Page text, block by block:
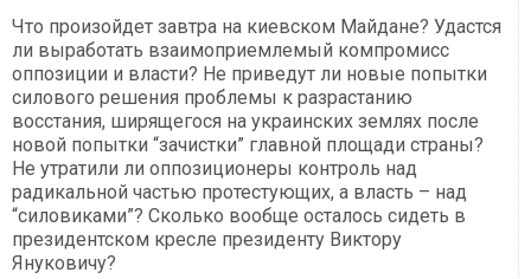
Что произойдет завтра на киевском Майдане? Удастся
ли выработать взаимоприемлемый компромисс
оппозиции и власти? Не приведут ли новые попытки
силового решения проблемы к разрастанию
восстания, ширящегося на украинских землях после
новой попытки “зачистки” главной площади страны?
Не утратили ли оппозиционеры контроль над
радикальной частью протестующих, а власть – над
“силовиками”? Сколько вообще осталось сидеть в
президентском кресле президенту Виктору
Януковичу?